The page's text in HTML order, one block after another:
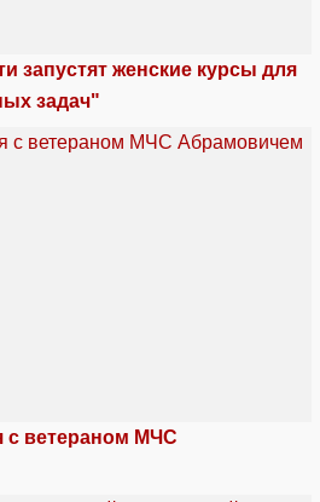
запустят женские курсы для
задач"
с ветераном МЧС